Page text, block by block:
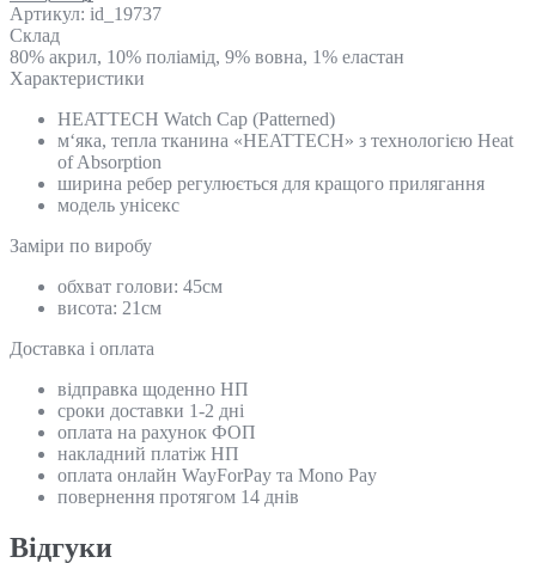
Артикул: id_19737
Склад
80% акрил, 10% поліамід, 9% вовна, 1% еластан
Характеристики
HEATTECH Watch Cap (Patterned)
м‘яка, тепла тканина «HEATTECH» з технологією Heat
of Absorption
ширина ребер регулюється для кращого прилягання
модель унісекс
Замiри по виробу
обхват голови: 45см
висота: 21см
Доставка і оплата
відправка щоденно НП
сроки доставки 1-2 дні
оплата на рахунок ФОП
накладний платіж НП
оплата онлайн WayForPay та Mono Pay
повернення протягом 14 днів
Відгуки